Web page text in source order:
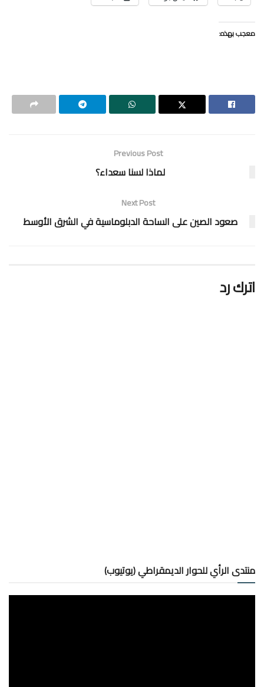
معجب بهذه:
Previous Post
لماذا لسنا سعداء؟
Next Post
صعود الصين على الساحة الدبلوماسية في الشرق الأوسط
اترك رد
منتدى الرأي للحوار الديمقراطي (يوتيوب)